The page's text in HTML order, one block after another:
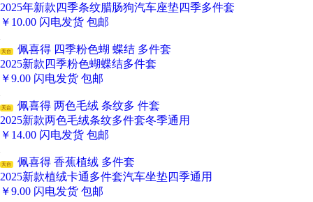
2025年新款四季条纹腊肠狗汽车座垫四季多件套
￥ 10.00 闪电发货 包邮
天台
佩喜得 四季粉色蝴 蝶结 多件套
2025新款四季粉色蝴蝶结多件套
￥9.00 闪电发货 包邮
天台
佩喜得 两色毛绒 条纹多 件套
2025新款两色毛绒条纹多件套冬季通用
￥ 14.00 闪电发货 包邮
天台
佩喜得 香蕉植绒 多件套
2025新款植绒卡通多件套汽车坐垫四季通用
￥9.00 闪电发货 包邮